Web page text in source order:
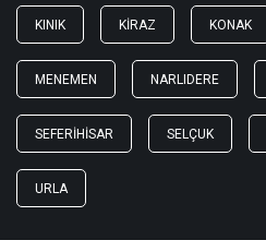
KINIK KIRAZ KONAK
MENEMEN NARLIDERE
SEFERIHISAR SELÇUK
URLA